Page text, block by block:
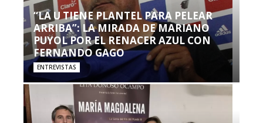
“LA U TIENE PLANTEL PARA PELEAR
ARRIBA”: LA MIRADA DE MARIANO
PUYOL POR EL RENACER AZUL CON
FERNANDO GAGO
ENTREVISTAS